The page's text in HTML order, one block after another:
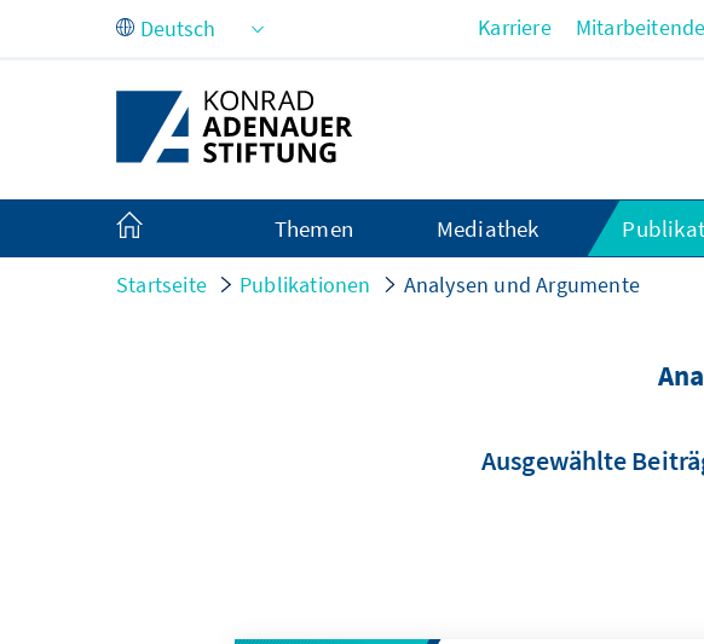
Zum Hauptinhalt springen Karriere Mitarbeitende
Themen Mediathek
Startseite Publikationen Analysen und Argumente
Ausgewählte